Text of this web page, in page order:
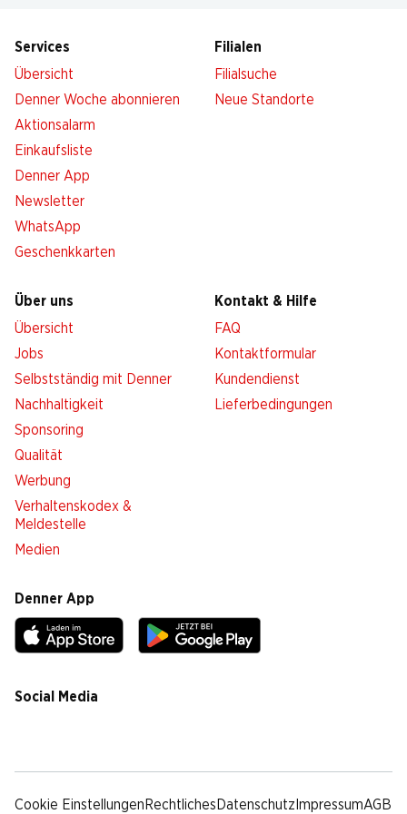
Services
Übersicht
Denner Woche abonnieren
Aktionsalarm
Einkaufsliste
Denner App
Newsletter
WhatsApp
Geschenkkarten
Filialen
Filialsuche
Neue Standorte
Über uns
Übersicht
Jobs
Selbstständig mit Denner
Nachhaltigkeit
Sponsoring
Qualität
Werbung
Verhaltenskodex &
Meldestelle
Medien
Kontakt & Hilfe
FAQ
Kontaktformular
Kundendienst
Lieferbedingungen
Denner App
Social Media
Cookie Einstellungen Rechtliches Datenschutz ImpressumAGB